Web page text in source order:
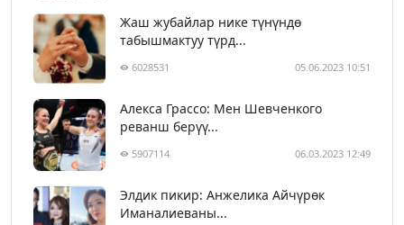
Жаш жубайлар нике түнүндө
табышмактуу түрд...
6028531 05.06.2023 10:51
Алекса Грассо: Мен Шевченкого
реванш берүү...
5907114 06.03.2023 12:49
Элдик пикир: Анжелика Айчүрөк
Иманалиеваны...